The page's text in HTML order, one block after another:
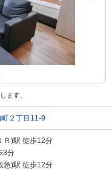
ます。
２丁目11-9
Ｒ)駅 徒歩12分
3分
急)駅 徒歩12分